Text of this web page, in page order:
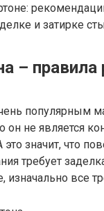
и затирке
–
популярным
не является
значит, что
требует
все